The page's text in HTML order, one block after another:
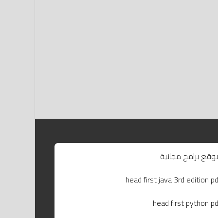
برامج مجانية
head first java 3rd edition
head first python